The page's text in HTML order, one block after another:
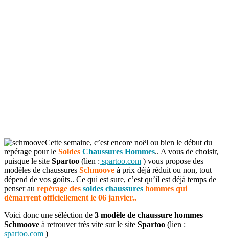
Cette semaine, c’est encore noël ou bien le début du
repérage pour le Soldes Chaussures Hommes.. A vous de choisir,
puisque le site Spartoo (lien : spartoo.com ) vous propose des
modèles de chaussures Schmoove à prix déjà réduit ou non, tout
dépend de vos goûts.. Ce qui est sure, c’est qu’il est déjà temps de
penser au repérage des soldes chaussures hommes qui
démarrent officiellement le 06 janvier..
Voici donc une séléction de 3 modèle de chaussure hommes
Schmoove à retrouver très vite sur le site Spartoo (lien :
spartoo.com )